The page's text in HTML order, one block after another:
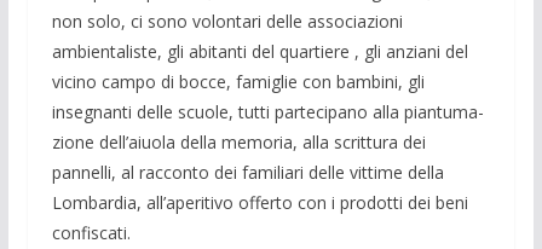
non solo, ci sono volontari delle associazioni
ambientaliste, gli abitanti del quartiere , gli anziani del
vicino campo di bocce, fa­miglie con bambini, gli
insegnanti delle scuole, tutti partecipano alla piantuma­
zione dell’aiuola della memoria, alla scrittura dei
pannelli, al racconto dei fa­miliari delle vittime della
Lombardia, all’aperitivo offerto con i prodotti dei beni
confiscati.